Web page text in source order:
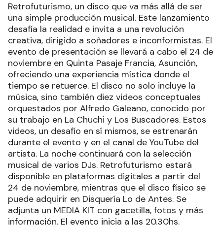
Retrofuturismo, un disco que va más allá de ser
una simple producción musical. Este lanzamiento
desafía la realidad e invita a una revolución
creativa, dirigido a soñadores e inconformistas. El
evento de presentación se llevará a cabo el 24 de
noviembre en Quinta Pasaje Francia, Asunción,
ofreciendo una experiencia mística donde el
tiempo se retuerce. El disco no solo incluye la
música, sino también diez videos conceptuales
orquestados por Alfredo Galeano, conocido por
su trabajo en La Chuchi y Los Buscadores. Estos
videos, un desafío en sí mismos, se estrenarán
durante el evento y en el canal de YouTube del
artista. La noche continuará con la selección
musical de varios DJs. Retrofuturismo estará
disponible en plataformas digitales a partir del
24 de noviembre, mientras que el disco físico se
puede adquirir en Disquería Lo de Antes. Se
adjunta un MEDIA KIT con gacetilla, fotos y más
información. El evento inicia a las 20.30hs.